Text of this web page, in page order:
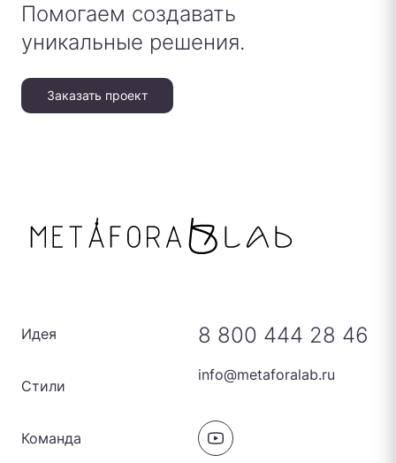
Помогаем создавать
уникальные решения.
Заказать проект
Идея
Стили
Команда
8 800 444 28 46
info@metaforalab.ru